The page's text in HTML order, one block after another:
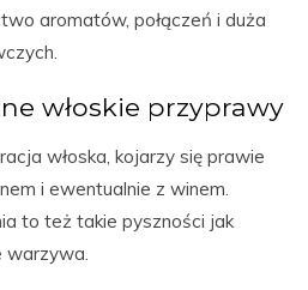
aromatów, połączeń i duża
włoskie przyprawy
włoska, kojarzy się prawie
i ewentualnie z winem.
to też takie pyszności jak
warzywa.